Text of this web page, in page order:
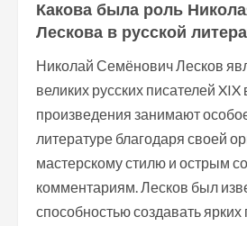
Какова была роль
Лескова в русской
Николай Семёнович Лесков
великих русских писателей XIX
произведения занимают
литературе благодаря своей
мастерскому стилю и острым
комментариям. Лесков был
способностью создавать